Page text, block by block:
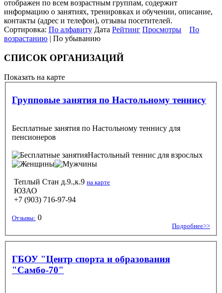
отображен по всем возрастным группам, содержит
информацию о занятиях, тренировках и обучении, описание,
контакты (адрес и телефон), отзывы посетителей.
Сортировка: По алфавиту Дата Рейтинг Просмотры
По
возрастанию | По убыванию
СПИСОК ОРГАНИЗАЦИЙ
Показать на карте
Групповые занятия по Настольному теннису
Бесплатные занятия по Настольному теннису для
пенсионеров
Настольный теннис для взрослых
Теплый Стан д.9.,к.9 на карте
ЮЗАО
+7 (903) 716-97-94
Отзывы: 0
Подробнее>>
ГБОУ "Центр спорта и образования
"Самбо-70"